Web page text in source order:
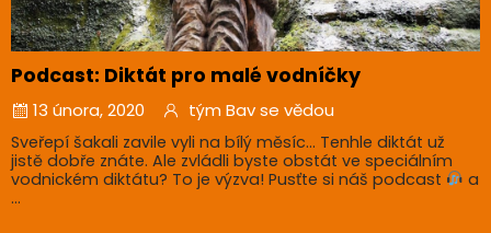
Podcast: Diktát pro malé vodníčky
13 února, 2020 tým Bav se vědou
Sveřepí šakali zavile vyli na bílý měsíc… Tenhle diktát už
jistě dobře znáte. Ale zvládli byste obstát ve speciálním
vodnickém diktátu? To je výzva! Pusťte si náš podcast
a
...